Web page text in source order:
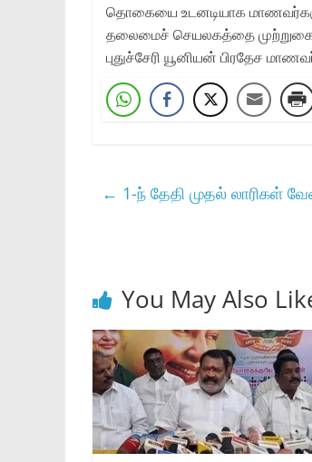
தொகையை உடனடியாக
தலைமைச் செயலகத்தை
புதுச்சேரி யூனியன் பிரதேச
← 1-ந் தேதி முதல் லாரிகள்
You May Also